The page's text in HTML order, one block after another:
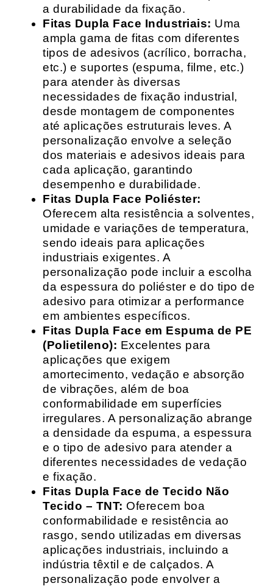
a durabilidade da fixação.
Fitas Dupla Face Industriais: Uma
ampla gama de fitas com diferentes
tipos de adesivos (acrílico, borracha,
etc.) e suportes (espuma, filme, etc.)
para atender às diversas
necessidades de fixação industrial,
desde montagem de componentes
até aplicações estruturais leves. A
personalização envolve a seleção
dos materiais e adesivos ideais para
cada aplicação, garantindo
desempenho e durabilidade.
Fitas Dupla Face Poliéster:
Oferecem alta resistência a solventes,
umidade e variações de temperatura,
sendo ideais para aplicações
industriais exigentes. A
personalização pode incluir a escolha
da espessura do poliéster e do tipo de
adesivo para otimizar a performance
em ambientes específicos.
Fitas Dupla Face em Espuma de PE
(Polietileno): Excelentes para
aplicações que exigem
amortecimento, vedação e absorção
de vibrações, além de boa
conformabilidade em superfícies
irregulares. A personalização abrange
a densidade da espuma, a espessura
e o tipo de adesivo para atender a
diferentes necessidades de vedação
e fixação.
Fitas Dupla Face de Tecido Não
Tecido – TNT: Oferecem boa
conformabilidade e resistência ao
rasgo, sendo utilizadas em diversas
aplicações industriais, incluindo a
indústria têxtil e de calçados. A
personalização pode envolver a